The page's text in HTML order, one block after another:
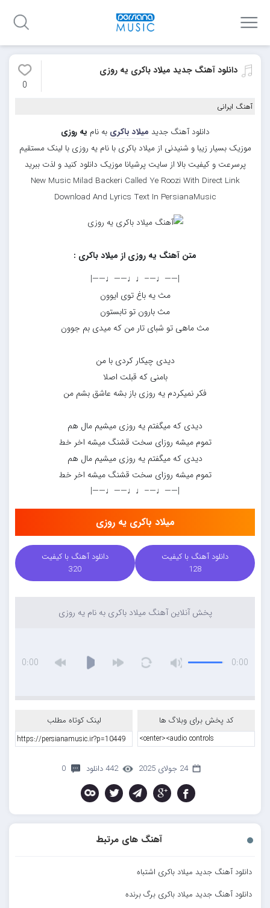
دانلود آهنگ جدید میلاد باکری یه روزی
0
آهنگ ایرانی
دانلود آهنگ جدید میلاد باکری به نام یه روزی
موزیک بسیار زیبا و شنیدنی از میلاد باکری با نام یه روزی با لینک مستقیم
پرسرعت و کیفیت بالا از سایت پرشیانا موزیک دانلود کنید و لذت ببرید
New Music Milad Backeri Called Ye Roozi With Direct Link
Download And Lyrics Text In PersianaMusic
متن آهنگ یه روزی از میلاد باکری :
|——♩—–♩♩——♩——|
مث یه باغ توی ایوون
مث بارون تو تابستون
مث ماهی تو شبای تار من که میدی بم جوون
دیدی چیکار کردی با من
بامنی که قبلت اصلا
فکر نمیکردم یه روزی باز بشه عاشق بشم من
دیدی که میگفتم یه روزی میشیم مال هم
تموم میشه روزای سخت قشنگ میشه اخر خط
دیدی که میگفتم یه روزی میشیم مال هم
تموم میشه روزای سخت قشنگ میشه اخر خط
|——♩—–♩♩——♩——|
میلاد باکری یه روزی
دانلود آهنگ با کیفیت
128
دانلود آهنگ با کیفیت
320
پخش آنلاین آهنگ میلاد باکری به نام یه روزی
0:00
0:00
کد پخش برای وبلاگ ها لینک کوتاه مطلب
24 جولای 2025 442 دانلود 0
آهنگ های مرتبط
دانلود آهنگ جدید میلاد باکری اشتباه
دانلود آهنگ جدید میلاد باکری برگ برنده